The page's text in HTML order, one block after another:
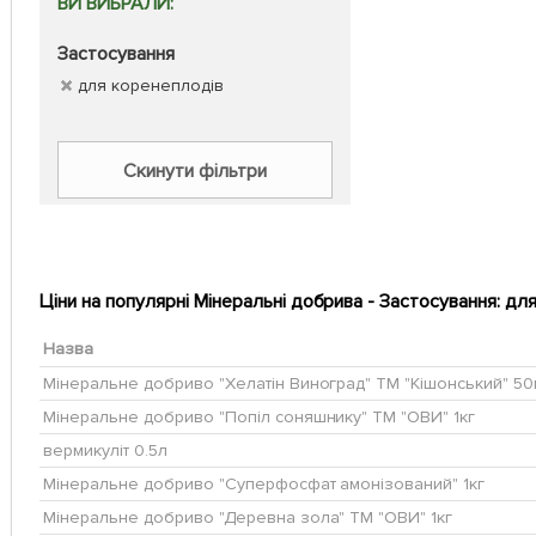
для пеларгоній
для петуній
для плодово-ягідних
для соняшника
для поля
для помідорів
для рослин
ROST
Стимовит
Новоферт
Биохелат
Royal Mix
Мистер цвет
MASTER
Plantpol
Застосування
для коренеплодів
Скинути фільтри
Ціни на популярні Мінеральні добрива - Застосування:
Назва
Мінеральне добриво "Хелатін Виноград" ТМ "Кішонський"
Мінеральне добриво "Попіл соняшнику" ТМ "ОВИ" 1кг
вермикуліт 0.5л
Мінеральне добриво "Суперфосфат амонізований" 1кг
Мінеральне добриво "Деревна зола" ТМ "ОВИ" 1кг